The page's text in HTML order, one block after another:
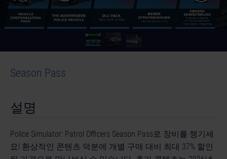
Season Pass
설명
Police Simulator: Patrol Officers Season Pass로 장비를 챙기세
요! 환상적인 콘텐츠 덕분에 개별 구매 대비 최대 37% 할인